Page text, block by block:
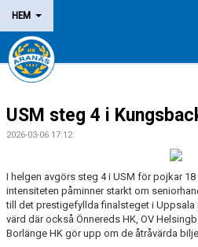
HEM
NYHETER
OM KLUBBEN
LEDARE
DOMARE/FUNKTIONÄR
USM steg 4 i
2026-03-06 17:12
I helgen avgörs steg 4 i USM för pojkar
intensiteten påminner starkt om
till det prestigefyllda finalsteget i Uppsala
värd där också Önnereds HK, OV
Borlänge HK gör upp om de åtråvärda